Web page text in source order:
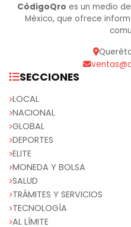
CódigoQro es un medio
México, que ofrece
SECCIONES
LOCAL
NACIONAL
GLOBAL
DEPORTES
ELITE
MONEDA Y BOLSA
SALUD
TRÁMITES Y SERVICIOS
TECNOLOGÍA
AL LÍMITE